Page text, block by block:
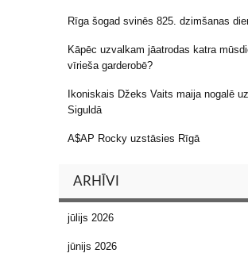
Rīga šogad svinēs 825. dzimšanas
Kāpēc uzvalkam jāatrodas katra
vīrieša garderobē?
Ikoniskais Džeks Vaits maija nogalē
Siguldā
A$AP Rocky uzstāsies Rīgā
ARHĪVI
jūlijs 2026
jūnijs 2026